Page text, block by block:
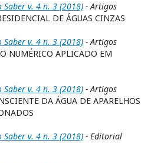
Saber v. 4 n. 3 (2018) - Artigos
DE ÁGUAS CINZAS
Saber v. 4 n. 3 (2018) - Artigos
NUMÉRICO APLICADO EM
Saber v. 4 n. 3 (2018) - Artigos
DA ÁGUA DE APARELHOS
Saber v. 4 n. 3 (2018) - Editorial